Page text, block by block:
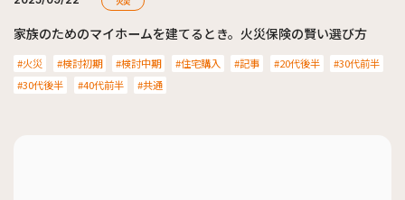
家族のためのマイホームを建てるとき。火災保険の賢い選び方
火災 検討初期 検討中期 住宅購入 記事 20代後半
30代前半
30代後半
40代前半 共通